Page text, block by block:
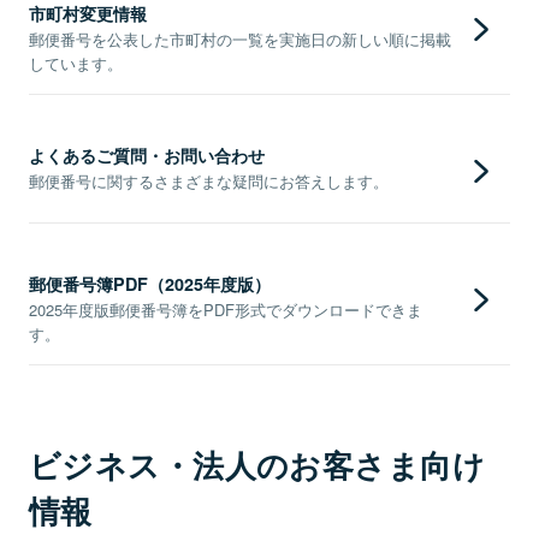
市町村変更情報
郵便番号を公表した市町村の一覧を実施日の新しい順に掲載
しています。
よくあるご質問・お問い合わせ
郵便番号に関するさまざまな疑問にお答えします。
郵便番号簿PDF（2025年度版）
2025年度版郵便番号簿をPDF形式でダウンロードできま
す。
ビジネス・法人のお客さま向け
情報